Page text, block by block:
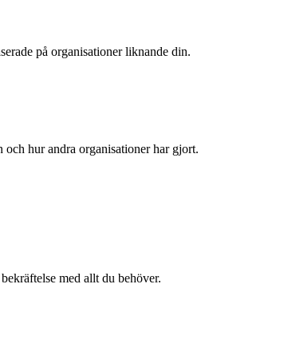
på organisationer liknande din.
hur andra organisationer har gjort.
med allt du behöver.